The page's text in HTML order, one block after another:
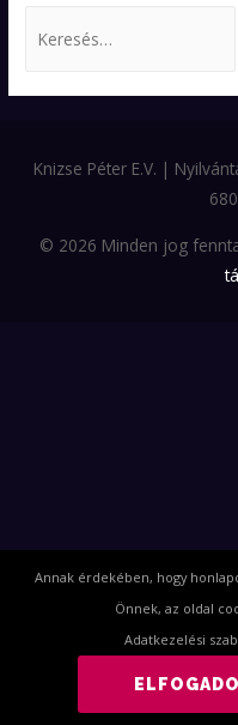
Knizse Péter E.V. |
© 2026 Minden jog
Annak érdekében, hogy
Önnek, az oldal
Adatkezelési